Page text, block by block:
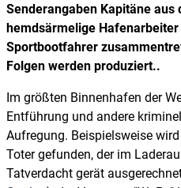
Senderangaben Kapitäne aus
hemdsärmelige
Sportbootfahrer
Folgen werden produziert..
Im größten Binnenhafen der
Entführung und andere
Aufregung. Beispielsweise
Toter gefunden, der im
Tatverdacht gerät